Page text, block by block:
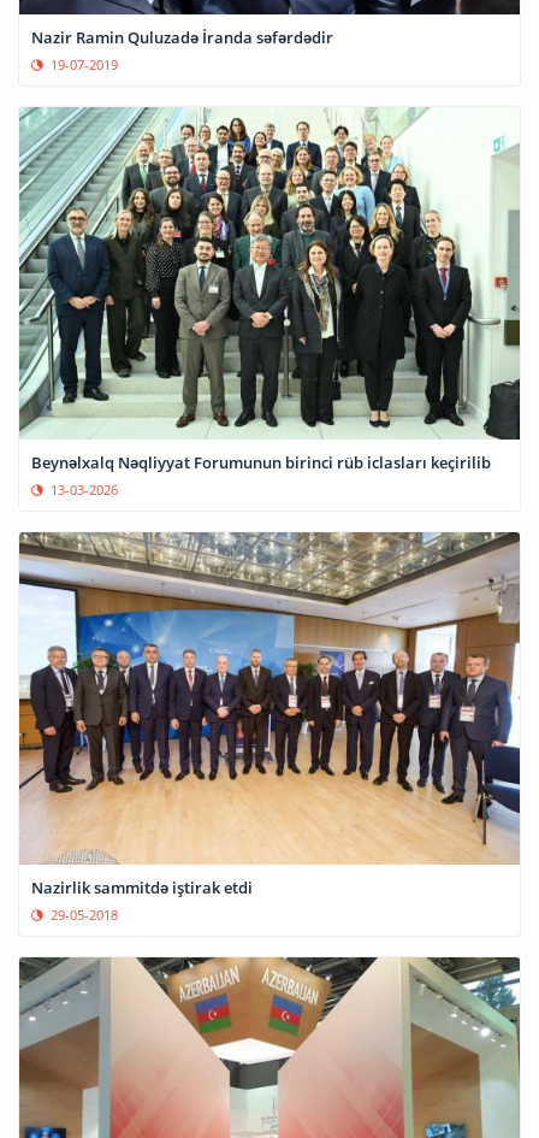
Nazir Ramin Quluzadə İranda səfərdədir
19-07-2019
Beynəlxalq Nəqliyyat Forumunun birinci rüb iclasları keçirilib
13-03-2026
Nazirlik sammitdə iştirak etdi
29-05-2018